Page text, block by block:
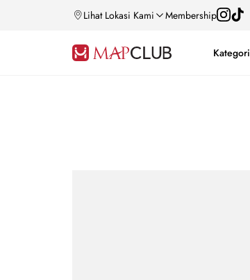
Lihat Lokasi Kami Membership
Kategori